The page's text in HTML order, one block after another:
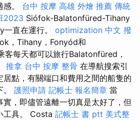
。 台中 按摩 高雄 外燴 推薦 傳統
2023 Siófok-Balatonfüred-Tihany
直在運行。 optimization 中文 撥
，Tihany，Fonyód和
客每天都可以旅行Balatonfüred，
推拿 台中 按摩 整骨 在導航搜索引
點，有關端口和費用之間的船隻的
護照申請 記帳士 報名簡章 當
，即儘管遠離一切真是太好了，但
工具。 Costa 記帳士 書 ptt 美式整